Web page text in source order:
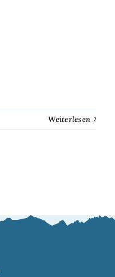
Weiterlesen